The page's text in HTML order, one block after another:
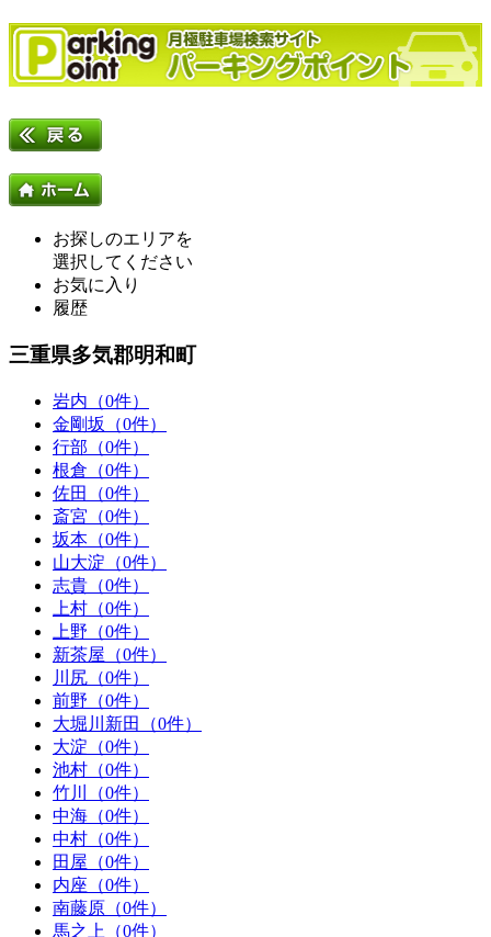
お探しのエリアを
選択してください
お気に入り
履歴
三重県多気郡明和町
岩内（0件）
金剛坂（0件）
行部（0件）
根倉（0件）
佐田（0件）
斎宮（0件）
坂本（0件）
山大淀（0件）
志貴（0件）
上村（0件）
上野（0件）
新茶屋（0件）
川尻（0件）
前野（0件）
大堀川新田（0件）
大淀（0件）
池村（0件）
竹川（0件）
中海（0件）
中村（0件）
田屋（0件）
内座（0件）
南藤原（0件）
馬之上（0件）